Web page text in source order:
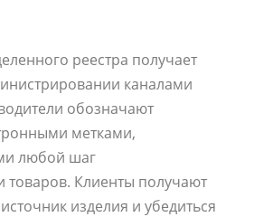
реестра получает
каналами
обозначают
метками,
любой шаг
товаров. Клиенты получают
изделия и убедиться